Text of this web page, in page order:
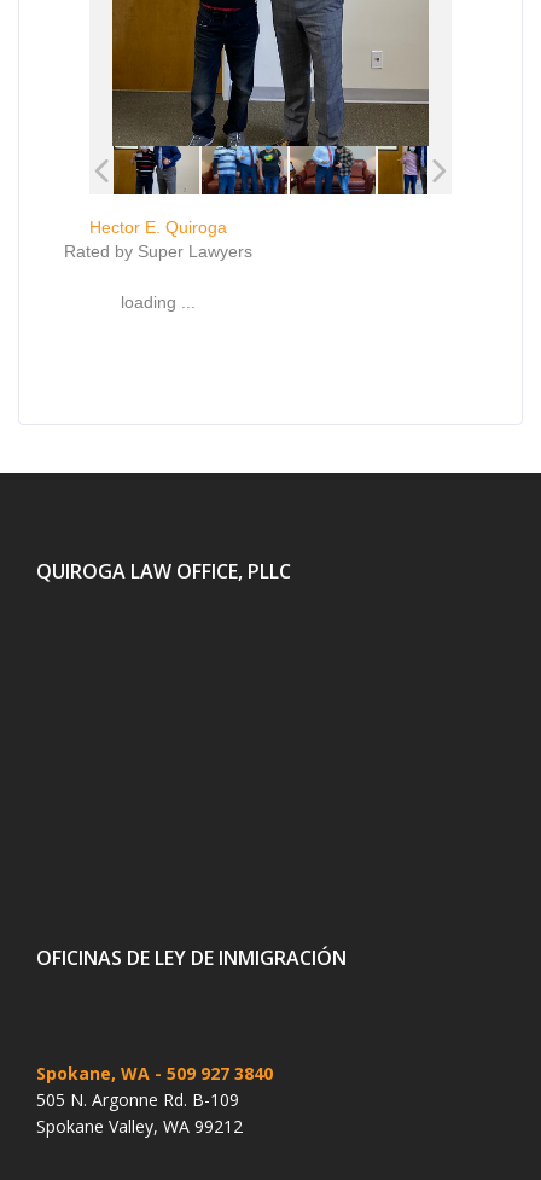
Hector E. Quiroga
Rated by Super Lawyers
loading ...
QUIROGA LAW OFFICE, PLLC
OFICINAS DE LEY DE INMIGRACIÓN
Spokane, WA - 509 927 3840
505 N. Argonne Rd. B-109
Spokane Valley, WA 99212